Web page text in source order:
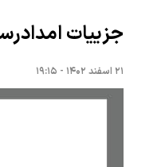
جزییات
۲۱ اسفند ۱۴۰۲ - ۱۹:۱۵